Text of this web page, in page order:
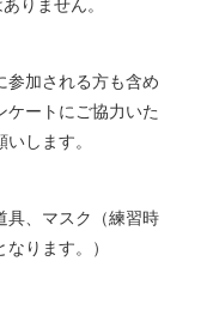
参加される方も含め
ートにご協力いた
します。
、マスク（練習時
ります。）